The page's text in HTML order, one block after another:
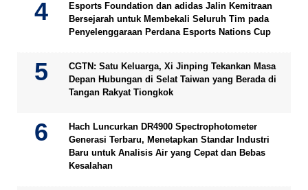
Esports Foundation dan adidas Jalin Kemitraan
Bersejarah untuk Membekali Seluruh Tim pada
Penyelenggaraan Perdana Esports Nations Cup
CGTN: Satu Keluarga, Xi Jinping Tekankan Masa
Depan Hubungan di Selat Taiwan yang Berada di
Tangan Rakyat Tiongkok
Hach Luncurkan DR4900 Spectrophotometer
Generasi Terbaru, Menetapkan Standar Industri
Baru untuk Analisis Air yang Cepat dan Bebas
Kesalahan